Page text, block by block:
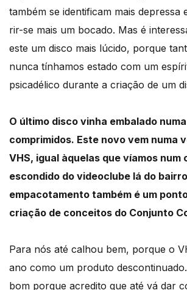
também se identificam mais depressa
rir-se mais um bocado. Mas é
este um disco mais lúcido, porque
nunca tínhamos estado com um
psicadélico durante a criação de um
O último disco vinha embalado
comprimidos. Este novo vem numa
VHS, igual àquelas que víamos num
escondido do videoclube lá do
empacotamento também é um
criação de conceitos do Conjunto
Para nós até calhou bem, porque o
ano como um produto
bom porque acredito que até vá dar